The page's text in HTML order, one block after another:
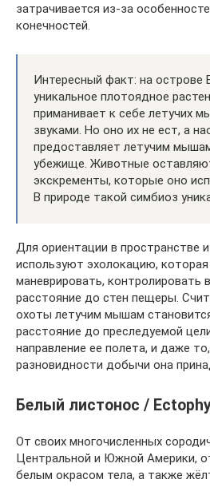
затрачивается из-за
конечностей.
Интересный факт: на острове
уникальное плотоядное
приманивает к себе летучих
звуками. Но оно их не ест, а
предоставляет летучим
убежище. Животные
экскременты, которые оно
В природе такой симбиоз
Для ориентации в пространстве
используют эхолокацию,
маневрировать, контролировать
расстояние до стен пещеры.
охоты летучим мышам
расстояние до преследуемой
направление ее полета, и даже
разновидности добычи она
Белый листонос /
От своих многочисленных
Центральной и Южной Америки,
белым окрасом тела, а также